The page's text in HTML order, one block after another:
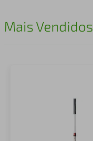
Mais Vendidos